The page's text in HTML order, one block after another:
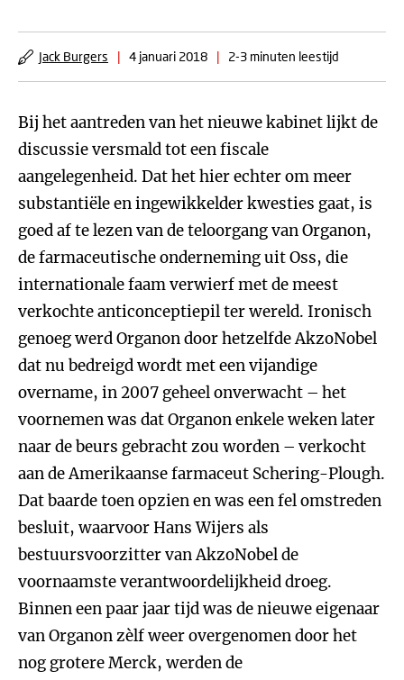
Jack Burgers | 4 januari 2018 | 2-3 minuten leestijd
Bij het aantreden van het nieuwe kabinet lijkt de
discussie versmald tot een fiscale
aangelegenheid. Dat het hier echter om meer
substantiële en ingewikkelder kwesties gaat, is
goed af te lezen van de teloorgang van Organon,
de farmaceutische onderneming uit Oss, die
internationale faam verwierf met de meest
verkochte anticonceptiepil ter wereld. Ironisch
genoeg werd Organon door hetzelfde AkzoNobel
dat nu bedreigd wordt met een vijandige
overname, in 2007 geheel onverwacht – het
voornemen was dat Organon enkele weken later
naar de beurs gebracht zou worden – verkocht
aan de Amerikaanse farmaceut Schering-Plough.
Dat baarde toen opzien en was een fel omstreden
besluit, waarvoor Hans Wijers als
bestuursvoorzitter van AkzoNobel de
voornaamste verantwoordelijkheid droeg.
Binnen een paar jaar tijd was de nieuwe eigenaar
van Organon zèlf weer overgenomen door het
nog grotere Merck, werden de